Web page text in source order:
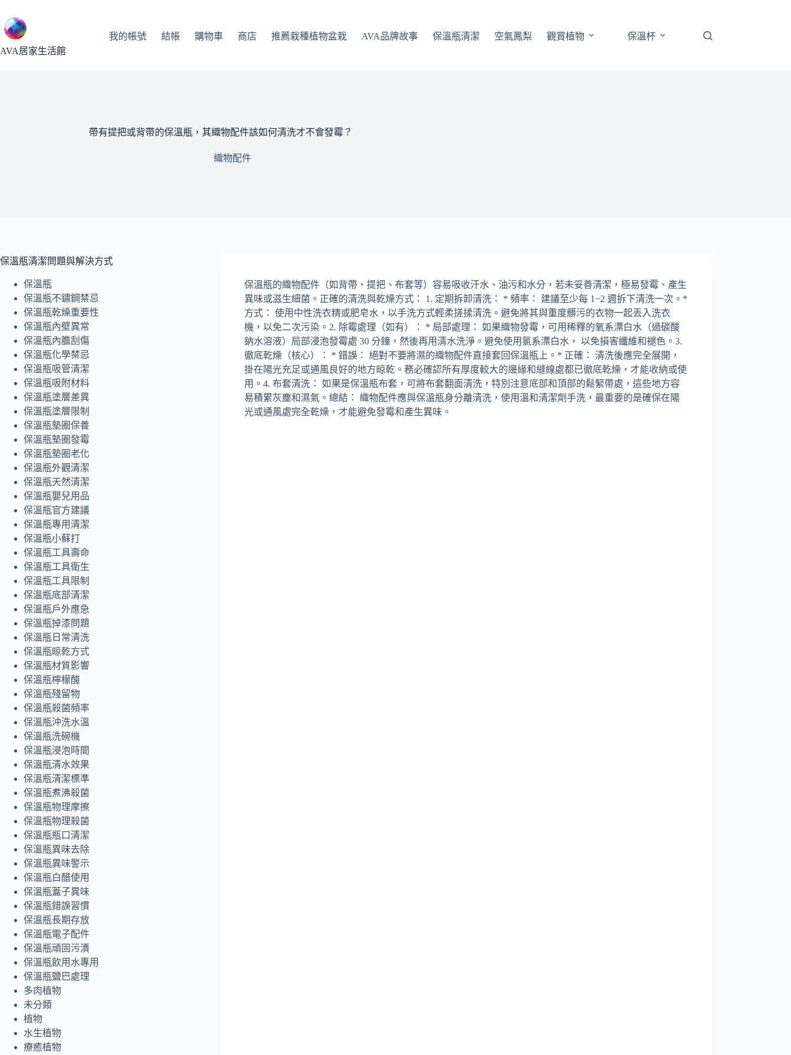
至
主
要
AVA居家生活館
我的帳號 結帳 購物車 商店 推薦栽種植物盆栽 AVA品牌故事 保溫瓶清潔 空氣鳳梨 觀賞植物 保溫杯
帶有提把或背帶的保溫瓶，其織物配件該如何清洗才不會發霉？
織物配件
保溫瓶的織物配件（如背帶、提把、布套等）容易吸收汗水、油污和水分，若未妥善清潔，極易發霉、產生
異味或滋生細菌。正確的清洗與乾燥方式： 1. 定期拆卸清洗： * 頻率： 建議至少每 1−2 週拆下清洗一次。*
方式： 使用中性洗衣精或肥皂水，以手洗方式輕柔搓揉清洗。避免將其與重度髒污的衣物一起丟入洗衣
機，以免二次污染。2. 除霉處理（如有）： * 局部處理： 如果織物發霉，可用稀釋的氧系漂白水（過碳酸
鈉水溶液）局部浸泡發霉處 30 分鐘，然後再用清水洗淨。避免使用氯系漂白水， 以免損害纖維和褪色。3.
徹底乾燥（核心）： * 錯誤： 絕對不要將濕的織物配件直接套回保溫瓶上。* 正確： 清洗後應完全展開，
掛在陽光充足或通風良好的地方晾乾。務必確認所有厚度較大的邊緣和縫線處都已徹底乾燥，才能收納或使
用。4. 布套清洗： 如果是保溫瓶布套，可將布套翻面清洗，特別注意底部和頂部的鬆緊帶處，這些地方容
易積累灰塵和濕氣。總結： 織物配件應與保溫瓶身分離清洗，使用溫和清潔劑手洗，最重要的是確保在陽
光或通風處完全乾燥，才能避免發霉和產生異味。
保溫瓶清潔問題與解決方式
保溫瓶
保溫瓶不鏽鋼禁忌
保溫瓶乾燥重要性
保溫瓶內壁異常
保溫瓶內膽刮傷
保溫瓶化學禁忌
保溫瓶吸管清潔
保溫瓶吸附材料
保溫瓶塗層差異
保溫瓶塗層限制
保溫瓶墊圈保養
保溫瓶墊圈發霉
保溫瓶墊圈老化
保溫瓶外觀清潔
保溫瓶天然清潔
保溫瓶嬰兒用品
保溫瓶官方建議
保溫瓶專用清潔
保溫瓶小蘇打
保溫瓶工具壽命
保溫瓶工具衛生
保溫瓶工具限制
保溫瓶底部清潔
保溫瓶戶外應急
保溫瓶掉漆問題
保溫瓶日常清洗
保溫瓶晾乾方式
保溫瓶材質影響
保溫瓶檸檬酸
保溫瓶殘留物
保溫瓶殺菌頻率
保溫瓶沖洗水溫
保溫瓶洗碗機
保溫瓶浸泡時間
保溫瓶清水效果
保溫瓶清潔標準
保溫瓶煮沸殺菌
保溫瓶物理摩擦
保溫瓶物理殺菌
保溫瓶瓶口清潔
保溫瓶異味去除
保溫瓶異味警示
保溫瓶白醋使用
保溫瓶蓋子異味
保溫瓶錯誤習慣
保溫瓶長期存放
保溫瓶電子配件
保溫瓶頑固污漬
保溫瓶飲用水專用
保溫瓶鹽巴處理
多肉植物
未分類
植物
水生植物
療癒植物